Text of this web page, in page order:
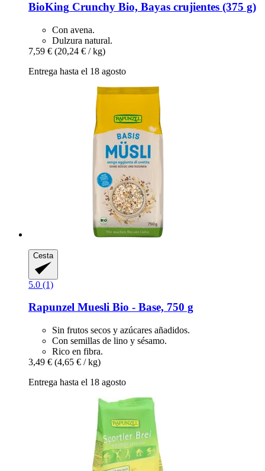
BioKing Crunchy Bio, Bayas crujientes (375 g)
Con avena.
Dulzura natural.
7,59 € (20,24 € / kg)
Entrega hasta el 18 agosto
Cesta
5.0 (1)
Rapunzel Muesli Bio -​ Base, 750 g
Sin frutos secos y azúcares añadidos.
Con semillas de lino y sésamo.
Rico en fibra.
3,49 € (4,65 € / kg)
Entrega hasta el 18 agosto